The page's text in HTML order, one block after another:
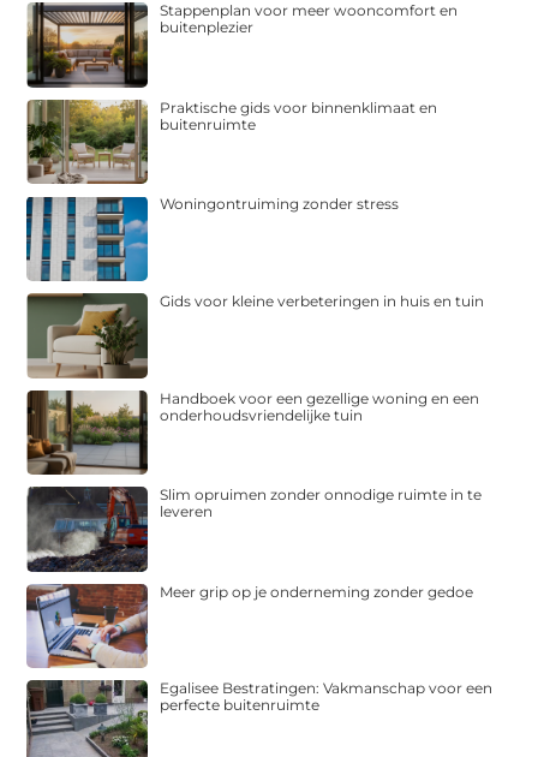
Stappenplan voor meer wooncomfort en
buitenplezier
Praktische gids voor binnenklimaat en
buitenruimte
Woningontruiming zonder stress
Gids voor kleine verbeteringen in huis en tuin
Handboek voor een gezellige woning en een
onderhoudsvriendelijke tuin
Slim opruimen zonder onnodige ruimte in te
leveren
Meer grip op je onderneming zonder gedoe
Egalisee Bestratingen: Vakmanschap voor een
perfecte buitenruimte